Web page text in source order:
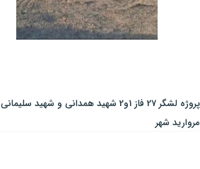
پروژه لشگر 27 فاز 1و2 شهید همدانی و شهید سلیمانی
مروارید شهر